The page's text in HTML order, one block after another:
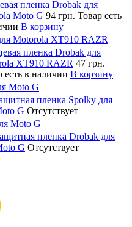
пленка Drobak для
Moto G 94 грн. Товар есть
В корзину
Motorola XT910 RAZR
пленка Drobak для
XT910 RAZR 47 грн.
есть в наличии В корзину
Moto G
пленка Spolky для
G Отсутствует
Moto G
пленка Drobak для
G Отсутствует